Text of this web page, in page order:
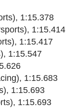
1:15.378
1:15.414
1:15.417
1:15.547
1:15.683
1:15.693
1:15.693